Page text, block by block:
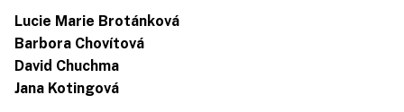
Lucie Marie Brotánková
Barbora Chovítová
David Chuchma
Jana Kotingová